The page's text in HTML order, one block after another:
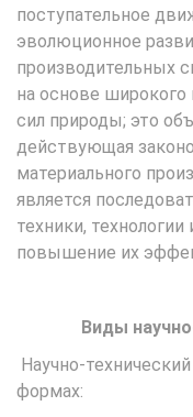
поступательное
эволюционное
производительных
на основе
сил природы; это
действующая
материального
является
техники,
повышение их
Виды
Научно-
формах: